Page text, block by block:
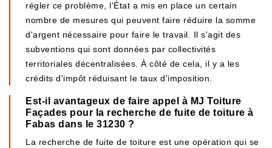
régler ce problème, l'État a mis en place un certain
nombre de mesures qui peuvent faire réduire la somme
d'argent nécessaire pour faire le travail. Il s'agit des
subventions qui sont données par collectivités
territoriales décentralisées. À côté de cela, il y a les
crédits d'impôt réduisant le taux d'imposition.
Est-il avantageux de faire appel à MJ Toiture
Façades pour la recherche de fuite de toiture à
Fabas dans le 31230 ?
La recherche de fuite de toiture est une opération qui se